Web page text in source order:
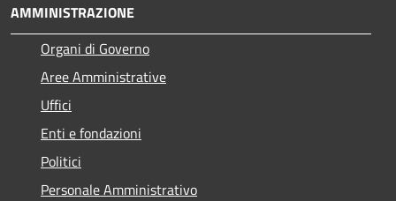
AMMINISTRAZIONE
Organi di Governo
Aree Amministrative
Uffici
Enti e fondazioni
Politici
Personale Amministrativo